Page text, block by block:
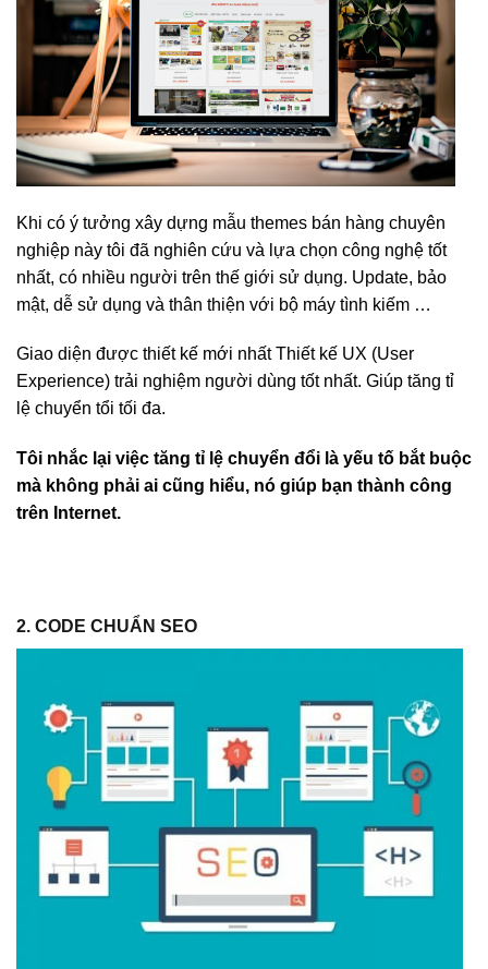
Khi có ý tưởng xây dựng mẫu themes bán hàng chuyên
nghiệp này tôi đã nghiên cứu và lựa chọn công nghệ tốt
nhất, có nhiều người trên thế giới sử dụng. Update, bảo
mật, dễ sử dụng và thân thiện với bộ máy tình kiếm …
Giao diện được thiết kế mới nhất Thiết kế UX (User
Experience) trải nghiệm người dùng tốt nhất. Giúp tăng tỉ
lệ chuyển tổi tối đa.
Tôi nhắc lại việc tăng tỉ lệ chuyển đổi là yếu tố bắt buộc
mà không phải ai cũng hiểu, nó giúp bạn thành công
trên Internet.
2. CODE CHUẨN SEO